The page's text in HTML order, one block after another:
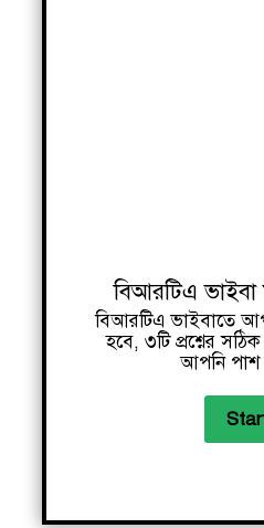
বিআরটিএ ভাইবা
বিআরটিএ ভাইবাতে
হবে, ৩টি প্রশ্নের
আপনি পাশ